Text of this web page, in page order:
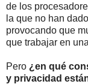
de los
la que no han
provocando que
que trabajar en
Pero ¿en qué
y privacidad